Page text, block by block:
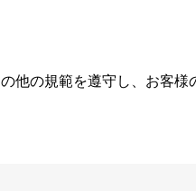
他の規範を遵守し、お客様